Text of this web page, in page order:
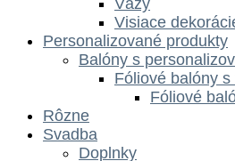
Visiace
Personalizované produkty
Balóny s
Fóliové balóny s
Fóliové
Rôzne
Svadba
Doplnky